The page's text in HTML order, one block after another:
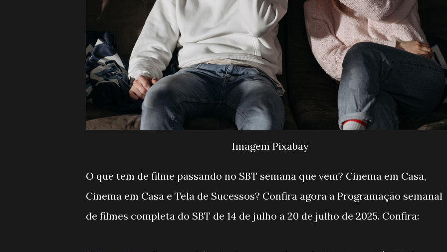
Imagem Pixabay
O que tem de filme passando no SBT semana que vem? Cinema em Casa,
Cinema em Casa e Tela de Sucessos? Confira agora a Programação semanal
de filmes completa do SBT de 14 de julho a 20 de julho de 2025. Confira: